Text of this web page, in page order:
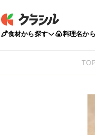
食材から探す 料理名か
TOP